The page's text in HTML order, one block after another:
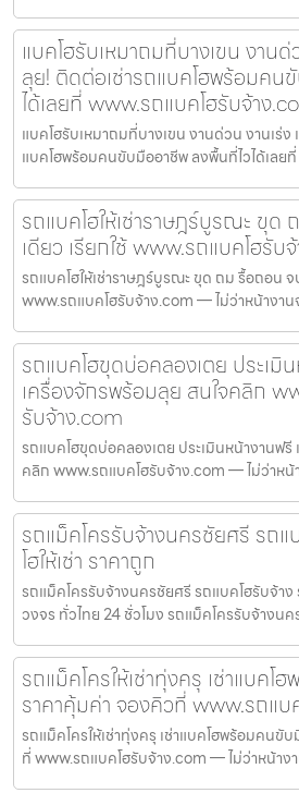
แบคโฮรับเหมาถมที่บางเขน งานด่
ลุย! ติดต่อเช่ารถแบคโฮพร้อมคน
ได้เลยที่ www.รถแบคโฮรับจ้าง
แบคโฮรับเหมาถมที่บางเขน งานด่วน งานเร่ง
แบคโฮพร้อมคนขับมืออาชีพ ลงพื้นที่ไวได้เลย
รถแบคโฮให้เช่าราษฎร์บูรณะ ขุด
เดียว เรียกใช้ www.รถแบคโฮรับ
รถแบคโฮให้เช่าราษฎร์บูรณะ ขุด ถม รื้อถอน จ
www.รถแบคโฮรับจ้าง.com — ไม่ว่าหน้างา
รถแบคโฮขุดบ่อคลองเตย ประเมิ
เครื่องจักรพร้อมลุย สนใจคลิก
รับจ้าง.com
รถแบคโฮขุดบ่อคลองเตย ประเมินหน้างานฟรี
คลิก www.รถแบคโฮรับจ้าง.com — ไม่ว่าหน้
รถแม็คโครรับจ้างนครชัยศรี รถแ
โฮให้เช่า ราคาถูก
รถแม็คโครรับจ้างนครชัยศรี รถแบคโฮรับจ้าง
วงจร ทั่วไทย 24 ชั่วโมง รถแม็คโครรับจ้างน
รถแม็คโครให้เช่าทุ่งครุ เช่าแบค
ราคาคุ้มค่า จองคิวที่ www.รถแบ
รถแม็คโครให้เช่าทุ่งครุ เช่าแบคโฮพร้อมคนขั
ที่ www.รถแบคโฮรับจ้าง.com — ไม่ว่าหน้าง